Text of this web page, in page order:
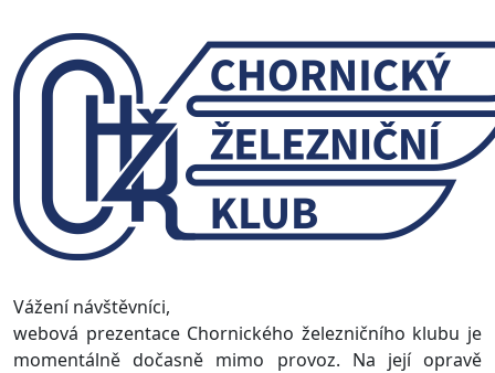
Vážení návštěvníci,
webová prezentace Chornického železničního klubu je
momentálně dočasně mimo provoz. Na její opravě